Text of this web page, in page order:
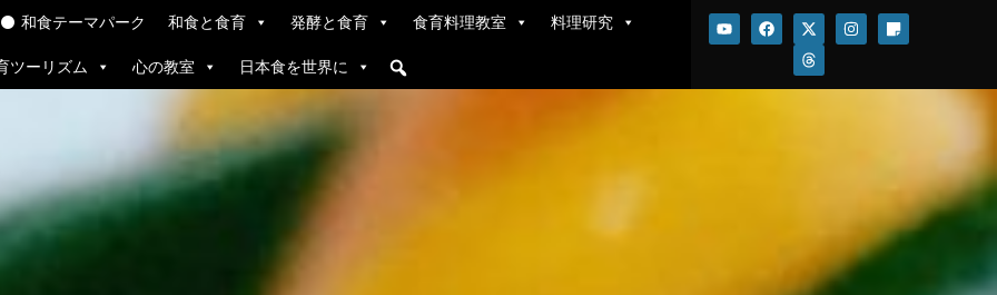
和食テーマパーク 和食と食育 発酵と食育 食育料理教室 料理研究
ツーリズム 心の教室 日本食を世界に